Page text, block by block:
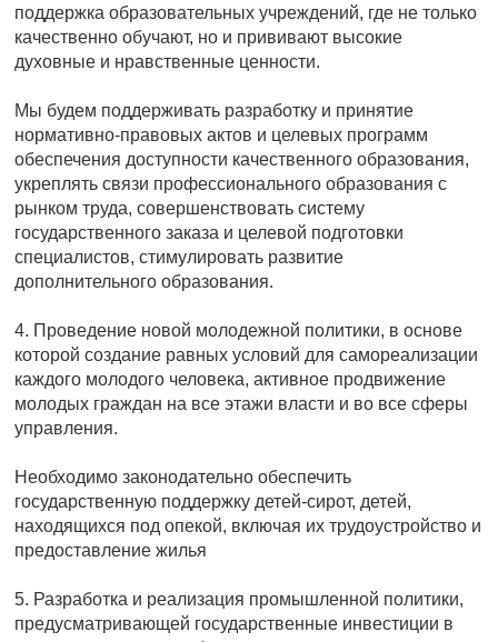
поддержка образовательных учреждений, где не только
качественно обучают, но и прививают высокие
духовные и нравственные ценности.
Мы будем поддерживать разработку и принятие
нормативно-правовых актов и целевых программ
обеспечения доступности качественного образования,
укреплять связи профессионального образования с
рынком труда, совершенствовать систему
государственного заказа и целевой подготовки
специалистов, стимулировать развитие
дополнительного образования.
4. Проведение новой молодежной политики, в основе
которой создание равных условий для самореализации
каждого молодого человека, активное продвижение
молодых граждан на все этажи власти и во все сферы
управления.
Необходимо законодательно обеспечить
государственную поддержку детей-сирот, детей,
находящихся под опекой, включая их трудоустройство и
предоставление жилья
5. Разработка и реализация промышленной политики,
предусматривающей государственные инвестиции в